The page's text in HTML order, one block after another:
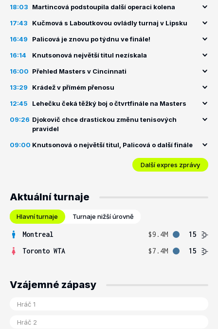
18:03 Martincová podstoupila další operaci kolena
17:43 Kučmová s Laboutkovou ovládly turnaj v Lipsku
16:49 Palicová je znovu po týdnu ve finále!
16:14 Knutsonová největší titul nezískala
16:00 Přehled Masters v Cincinnati
13:29 Krádež v přímém přenosu
12:45 Lehečku čeká těžký boj o čtvrtfinále na Masters
09:26 Djokovič chce drastickou změnu tenisových
pravidel
09:00 Knutsonová o největší titul, Palicová o další finále
Další expres zprávy
Aktuální turnaje
Hlavní turnaje Turnaje nižší úrovně
Montreal $9.4M
15
Toronto WTA
$7.4M 15
Vzájemné zápasy